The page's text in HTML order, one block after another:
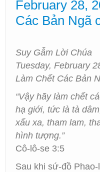
Các Hội Thánh
February 28,
Các Bản Ngã
Suy Gẫm Lời Chúa
Tuesday, February
Làm Chết Các Bản
“Vậy hãy làm chết
hạ giới, tức là tà
xấu xa, tham lam,
hình tượng.”
Cô-lô-se 3:5
Sau khi sứ-đồ